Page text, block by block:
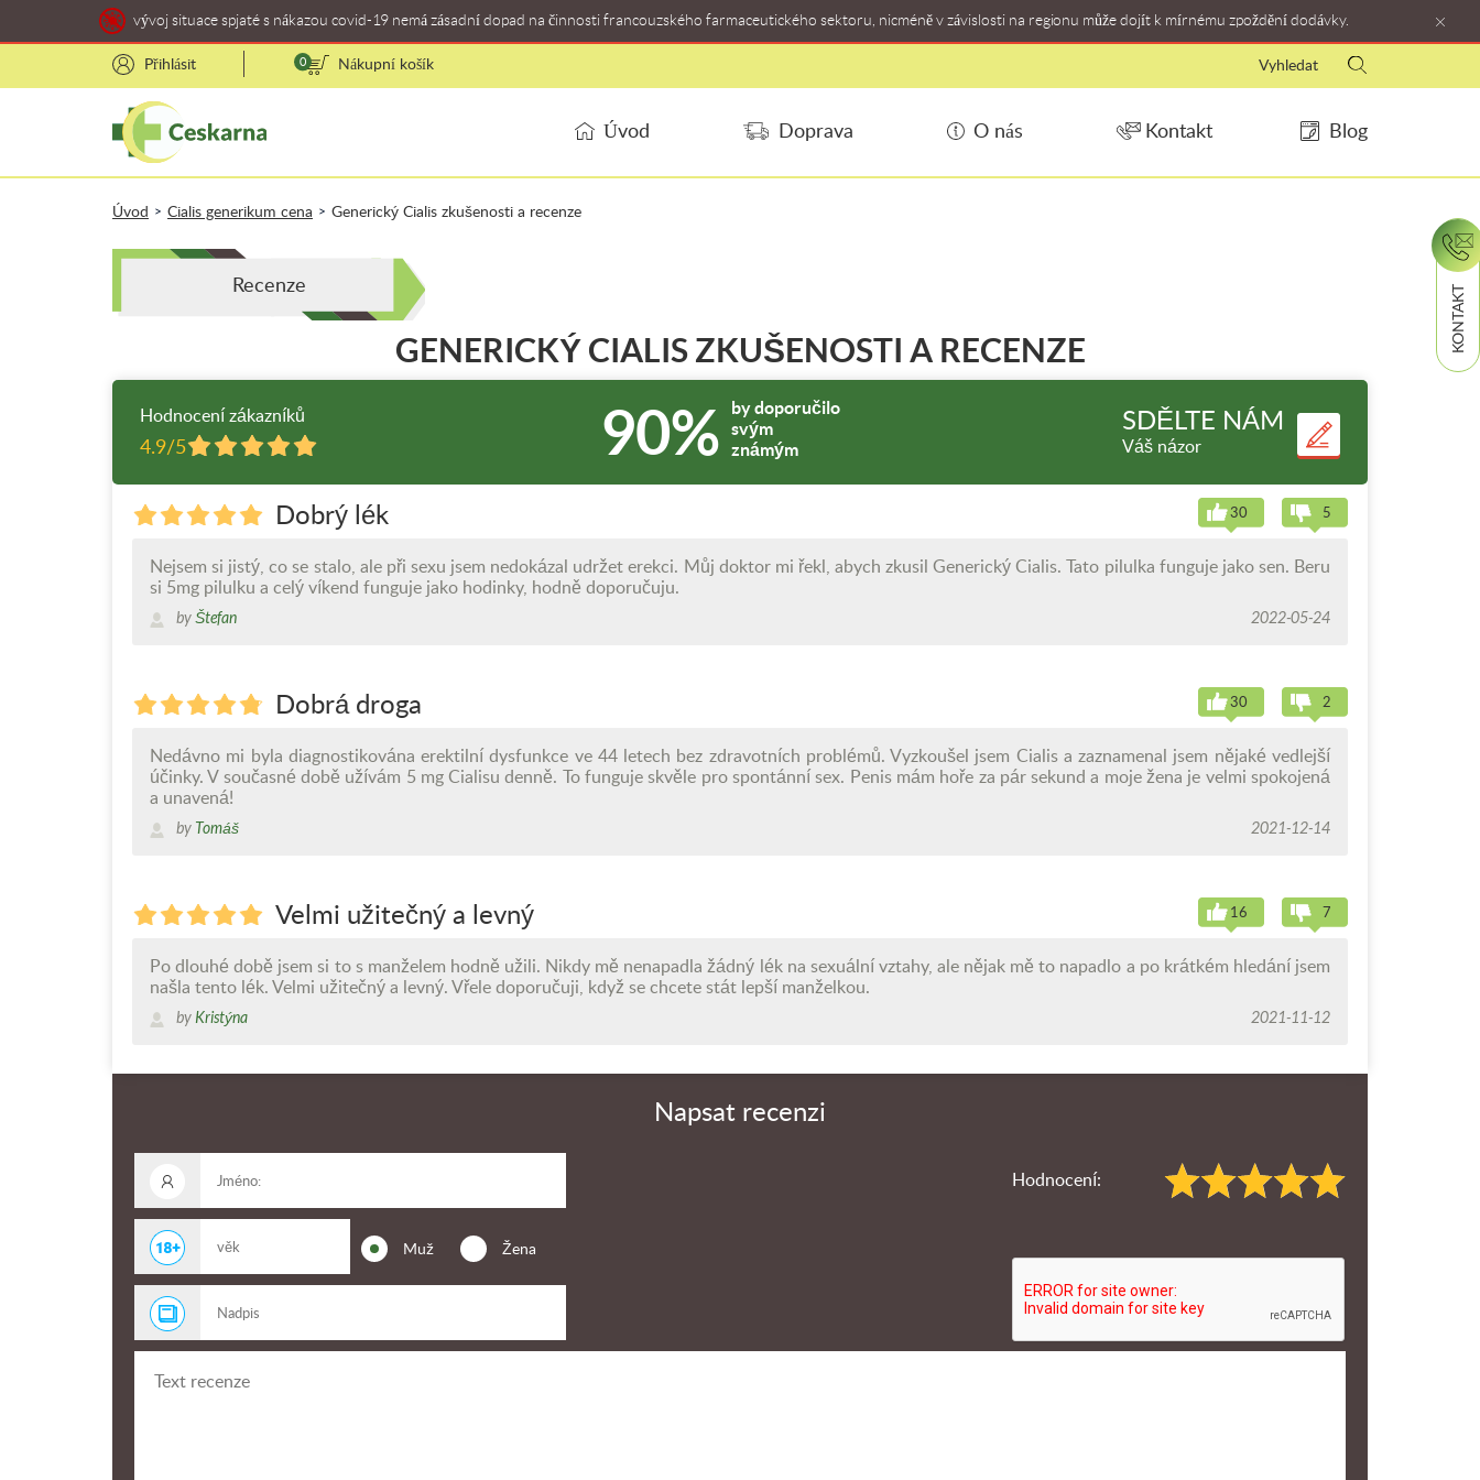
vývoj situace spjaté s nákazou covid-19 nemá zásadní dopad na činnosti francouzského farmaceutického sektoru, nicméně v závislosti na regionu může dojít k mírnému zpoždění dodávky.
KONTAKT
Přihlásit 0 Nákupní košík
Úvod Doprava O nás Kontakt Blog
Úvod > Cialis generikum cena > Generický Cialis zkušenosti a recenze
Recenze
GENERICKÝ CIALIS ZKUŠENOSTI A RECENZE
Hodnocení zákazníků
4.9/5 90%
by doporučilo
svým
známým
SDĚLTE NÁM
Váš názor
Dobrý lék 30 5
Nejsem si jistý, co se stalo, ale při sexu jsem nedokázal udržet erekci. Můj doktor mi řekl, abych zkusil Generický Cialis. Tato pilulka funguje jako sen. Beru
si 5mg pilulku a celý víkend funguje jako hodinky, hodně doporučuju.
byŠtefan 2022-05-24
Dobrá droga 30 2
Nedávno mi byla diagnostikována erektilní dysfunkce ve 44 letech bez zdravotních problémů. Vyzkoušel jsem Cialis a zaznamenal jsem nějaké vedlejší
účinky. V současné době užívám 5 mg Cialisu denně. To funguje skvěle pro spontánní sex. Penis mám hoře za pár sekund a moje žena je velmi spokojená
a unavená!
by Tomáš 2021-12-14
Velmi užitečný a levný 16 7
Po dlouhé době jsem si to s manželem hodně užili. Nikdy mě nenapadla žádný lék na sexuální vztahy, ale nějak mě to napadlo a po krátkém hledání jsem
našla tento lék. Velmi užitečný a levný. Vřele doporučuji, když se chcete stát lepší manželkou.
byKristýna 2021-11-12
Napsat recenzi
Muž Žena
Hodnocení: